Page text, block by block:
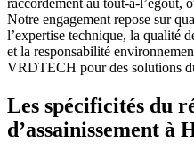
raccordement au tout-à-l’égout,
Notre engagement repose sur
l’expertise technique, la qualité
et la responsabilité
VRDTECH pour des solutions
Les spécificités du
d’assainissement à